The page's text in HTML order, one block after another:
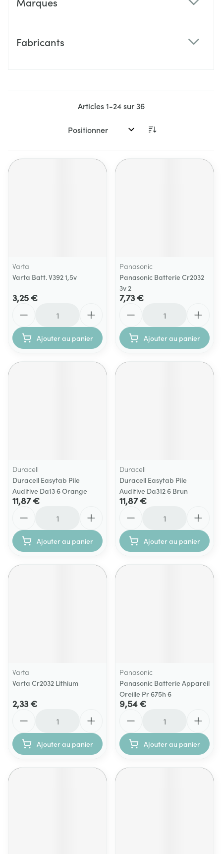
Fabricants
Articles1-24sur36
Trier par:
Varta
Varta Batt. V392 1,5v
3,25 €
Ajouter au panier
Panasonic
Panasonic Batterie Cr2032
3v 2
7,73 €
Ajouter au panier
Duracell
Duracell Easytab Pile
Auditive Da13 6 Orange
11,87 €
Ajouter au panier
Duracell
Duracell Easytab Pile
Auditive Da312 6 Brun
11,87 €
Ajouter au panier
Varta
Varta Cr2032 Lithium
2,33 €
Ajouter au panier
Panasonic
Panasonic Batterie Appareil
Oreille Pr 675h 6
9,54 €
Ajouter au panier